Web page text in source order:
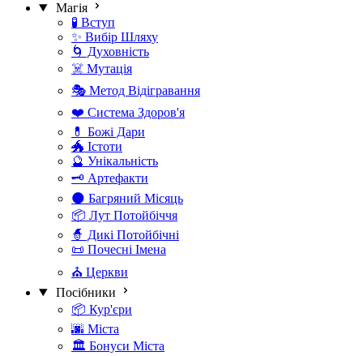
Магія
🧪 Вступ
✨ Вибір Шляху
🌀 Духовність
☠️ Мутація
🎭 Метод Відігравання
❤️ Система Здоров'я
💊 Божі Дари
🐲 Істоти
🔮 Унікальність
🗝️ Артефакти
🌑 Багряний Місяць
📦 Лут Потойбіччя
🧙 Дикі Потойбічні
📜 Почесні Імена
⛪ Церкви
Посібники
📦 Кур'єри
🌆 Міста
🏛️ Бонуси Міста